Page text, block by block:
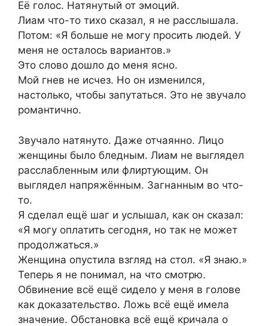
Её голос. Натянутый от эмоций.
Лиам что-то тихо сказал, я не расслышала.
Потом: «Я больше не могу просить людей. У
меня не осталось вариантов.»
Это слово дошло до меня ясно.
Мой гнев не исчез. Но он изменился,
настолько, чтобы запутаться. Это не звучало
романтично.
Звучало натянуто. Даже отчаянно. Лицо
женщины было бледным. Лиам не выглядел
расслабленным или флиртующим. Он
выглядел напряжённым. Загнанным во что-
то.
Я сделал ещё шаг и услышал, как он сказал:
«Я могу оплатить сегодня, но так не может
продолжаться.»
Женщина опустила взгляд на стол. «Я знаю.»
Теперь я не понимал, на что смотрю.
Обвинение всё ещё сидело у меня в голове
как доказательство. Ложь всё ещё имела
значение. Обстановка всё ещё кричала о